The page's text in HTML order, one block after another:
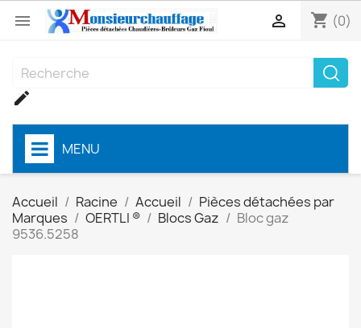
 shopping_cart (0)


MENU
Accueil Racine Accueil
Pièces détachées par
Marques
OERTLI ® Blocs Gaz
Bloc gaz
9536.5258